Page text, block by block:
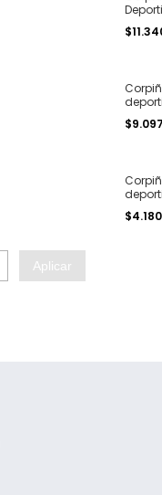
Aplicar
XL
$9.097
bretel
XL
$4.180